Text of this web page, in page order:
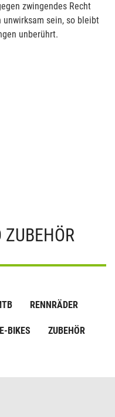
zwingendes Recht
unwirksam sein, so bleibt
unberührt.
ZUBEHÖR
RENNRÄDER
E-BIKES ZUBEHÖR